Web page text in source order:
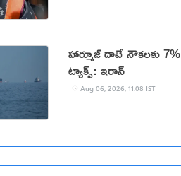
హార్మూజ్ దాటే నౌకలకు 7%
ట్యాక్స్: ఇరాన్
Aug 06, 2026, 11:08 IST